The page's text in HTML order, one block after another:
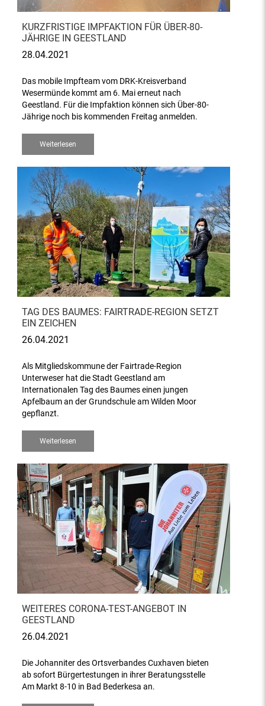
KURZFRISTIGE IMPFAKTION FÜR ÜBER-80-
JÄHRIGE IN GEESTLAND
28.04.2021
Das mobile Impfteam vom DRK-Kreisverband
Wesermünde kommt am 6. Mai erneut nach
Geestland. Für die Impfaktion können sich Über-80-
Jährige noch bis kommenden Freitag anmelden.
Weiterlesen
TAG DES BAUMES: FAIRTRADE-REGION SETZT
EIN ZEICHEN
26.04.2021
Als Mitgliedskommune der Fairtrade-Region
Unterweser hat die Stadt Geestland am
Internationalen Tag des Baumes einen jungen
Apfelbaum an der Grundschule am Wilden Moor
gepflanzt.
Weiterlesen
WEITERES CORONA-TEST-ANGEBOT IN
GEESTLAND
26.04.2021
Die Johanniter des Ortsverbandes Cuxhaven bieten
ab sofort Bürgertestungen in ihrer Beratungsstelle
Am Markt 8-10 in Bad Bederkesa an.